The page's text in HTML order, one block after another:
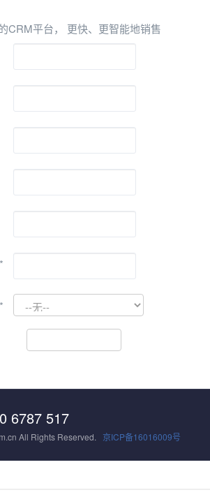
CRM平台， 更快、更智能地销售
*
*
6787 517
All Rights Reserved. 京ICP备16016009号